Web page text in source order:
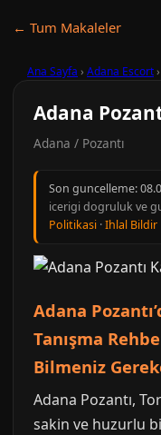
← Tum Makaleler
Ana Sayfa › Adana Escort›
Adana
Adana / Pozantı
Son guncelleme:
icerigi dogruluk ve
Politikasi ·Ihlal Bildir
Adana
Tanışma
Bilmeniz
Adana Pozantı,
sakin ve huzurlu